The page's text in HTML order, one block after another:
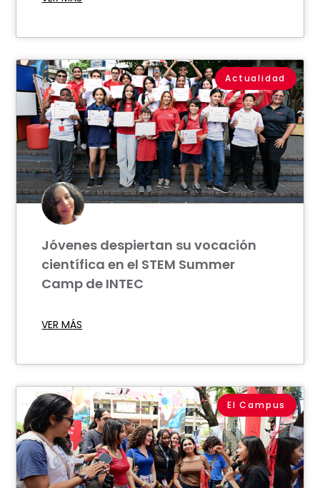
Actualidad
Jóvenes despiertan su vocación
científica en el STEM Summer
Camp de INTEC
VER MÁS
El Campus